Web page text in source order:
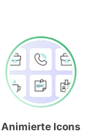
Animierte Icons